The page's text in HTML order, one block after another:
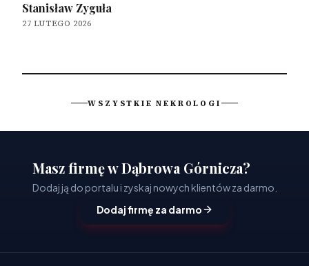
Stanisław Zyguła
27 LUTEGO 2026
WSZYSTKIE NEKROLOGI
Masz firmę w Dąbrowa Górnicza?
Dodaj ją do portalu i zyskaj nowych klientów za darmo.
Dodaj firmę za darmo